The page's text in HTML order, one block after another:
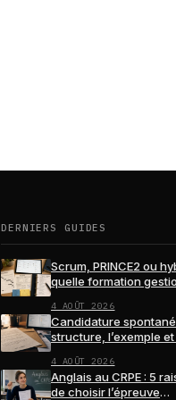
DERNIERS GUIDES
Scrum, PRINCE2 ou
quelle formation
projets choisir ?
4 AOÛT 2026
Candidature
structure, l’exemple
relance qui font la
4 AOÛT 2026
Anglais au CRPE : 5
de choisir l’épreuve